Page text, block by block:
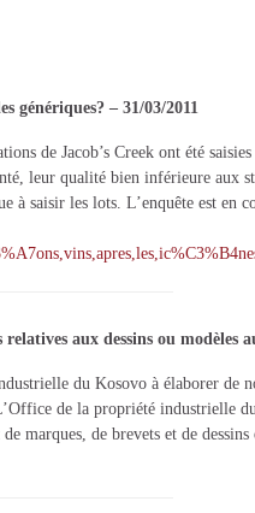
génériques? – 31/03/2011
de Jacob’s Creek ont été
leur qualité bien inférieure aux
saisir les lots. L’enquête est en
aux dessins ou modèles
du Kosovo à élaborer de
de la propriété industrielle
marques, de brevets et de